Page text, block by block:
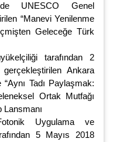
UNESCO Genel
“Manevi Yenilenme
Geleceğe Türk
tarafından 2
Ankara
Tadı Paylaşmak:
Ortak Mutfağı
Lansmanı
Uygulama ve
5 Mayıs 2018